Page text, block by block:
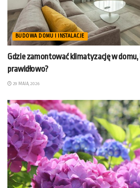
BUDOWA DOMU I INSTALACJE
Gdzie zamontować klimatyzację w domu,
prawidłowo?
29 MAJA, 2026